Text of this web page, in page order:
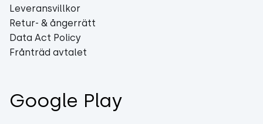
Leveransvillkor
Retur- & ångerrätt
Data Act Policy
Frånträd avtalet
Google Play